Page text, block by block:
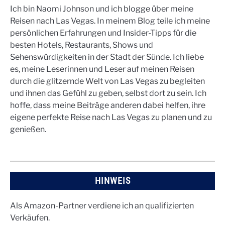
Ich bin Naomi Johnson und ich blogge über meine
Reisen nach Las Vegas. In meinem Blog teile ich meine
persönlichen Erfahrungen und Insider-Tipps für die
besten Hotels, Restaurants, Shows und
Sehenswürdigkeiten in der Stadt der Sünde. Ich liebe
es, meine Leserinnen und Leser auf meinen Reisen
durch die glitzernde Welt von Las Vegas zu begleiten
und ihnen das Gefühl zu geben, selbst dort zu sein. Ich
hoffe, dass meine Beiträge anderen dabei helfen, ihre
eigene perfekte Reise nach Las Vegas zu planen und zu
genießen.
HINWEIS
Als Amazon-Partner verdiene ich an qualifizierten
Verkäufen.